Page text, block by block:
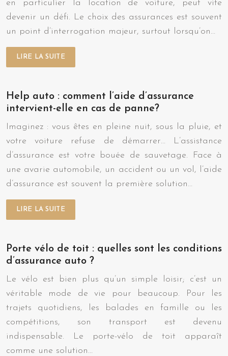
en particulier la location de voiture, peut vite
devenir un défi. Le choix des assurances est souvent
un point d’interrogation majeur, surtout lorsqu’on…
LIRE LA SUITE
Help auto : comment l’aide d’assurance
intervient-elle en cas de panne?
Imaginez : vous êtes en pleine nuit, sous la pluie, et
votre voiture refuse de démarrer… L’assistance
d’assurance est votre bouée de sauvetage. Face à
une avarie automobile, un accident ou un vol, l’aide
d’assurance est souvent la première solution…
LIRE LA SUITE
Porte vélo de toit : quelles sont les conditions
d’assurance auto ?
Le vélo est bien plus qu’un simple loisir; c’est un
véritable mode de vie pour beaucoup. Pour les
trajets quotidiens, les balades en famille ou les
compétitions, son transport est devenu
indispensable. Le porte-vélo de toit apparaît
comme une solution…